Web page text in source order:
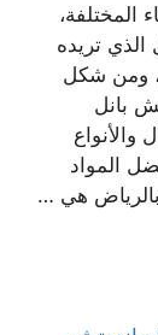
المختلفة،
تريده
ومن شكل
بانل
والأنواع
المواد
بالرياض هي …